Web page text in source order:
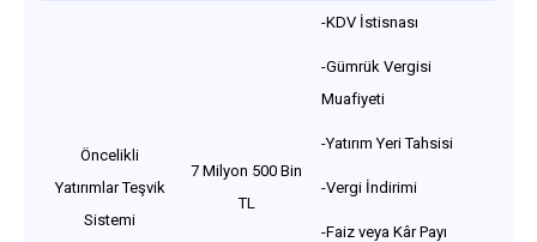
Öncelikli
Yatırımlar Teşvik
Sistemi
7 Milyon 500 Bin
TL
-KDV İstisnası
-Gümrük Vergisi
Muafiyeti
-Yatırım Yeri Tahsisi
-Vergi İndirimi
-Faiz veya Kâr Payı